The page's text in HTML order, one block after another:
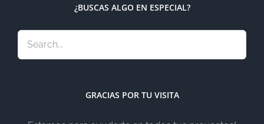
¿BUSCAS ALGO EN ESPECIAL?
GRACIAS POR TU VISITA